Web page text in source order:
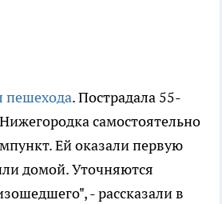
пешехода. Пострадала 55-
самостоятельно
Ей оказали первую
домой. Уточняются
- рассказали в